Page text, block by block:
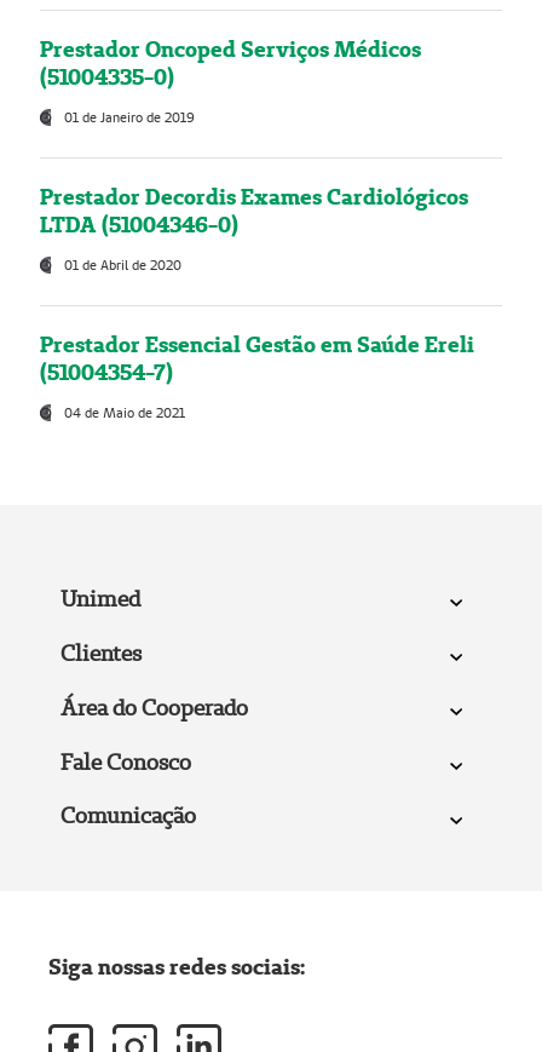
Prestador Oncoped Serviços Médicos
(51004335-0)
01 de Janeiro de 2019
Prestador Decordis Exames Cardiológicos
LTDA (51004346-0)
01 de Abril de 2020
Prestador Essencial Gestão em Saúde Ereli
(51004354-7)
04 de Maio de 2021
Unimed
Clientes
Área do Cooperado
Fale Conosco
Comunicação
Siga nossas redes sociais: